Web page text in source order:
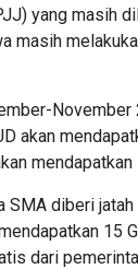
yang masih
masih
akan
mendapatkan
SMA diberi
15
dari